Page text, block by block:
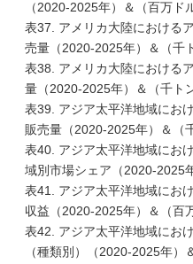
（2020-2025年）＆（百万ド
表37. アメリカ大陸における
売量（2020-2025年）＆（千
表38. アメリカ大陸における
量（2020-2025年）＆（千トン
表39. アジア太平洋地域にお
販売量（2020-2025年）＆（
表40. アジア太平洋地域にお
域別市場シェア（2020-2025年
表41. アジア太平洋地域にお
収益（2020-2025年）＆（百
表42. アジア太平洋地域にお
（種類別）（2020-2025年）